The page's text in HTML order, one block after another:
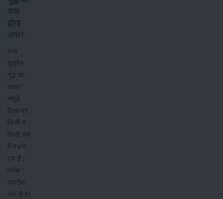
रूस
यूक्रेन
युद्ध का
असर
समूचे
विश्व पर
किसी न
किसी रूप
में पड़ना
तय है।
परोक्ष
अपरोक्ष
रूप से हर